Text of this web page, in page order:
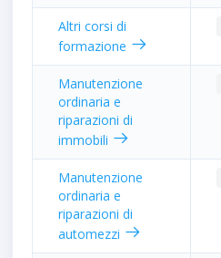
Altri corsi di
formazione
Manutenzione
ordinaria e
riparazioni di
immobili
Manutenzione
ordinaria e
riparazioni di
automezzi